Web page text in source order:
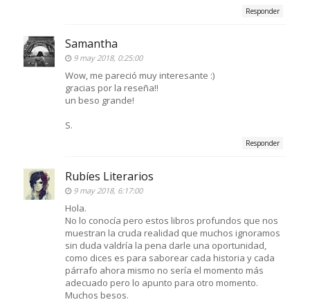
Responder
Samantha
9 may 2018, 0:25:00
Wow, me pareció muy interesante :)
gracias por la reseña!!
un beso grande!
S.
Responder
Rubíes Literarios
9 may 2018, 6:17:00
Hola.
No lo conocía pero estos libros profundos que nos
muestran la cruda realidad que muchos ignoramos
sin duda valdría la pena darle una oportunidad,
como dices es para saborear cada historia y cada
párrafo ahora mismo no sería el momento más
adecuado pero lo apunto para otro momento.
Muchos besos.